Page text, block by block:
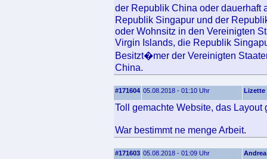
der Republik China oder
Republik Singapur und der
oder Wohnsitz in den Vereinigten
Virgin Islands, die Republik
Besitzt�mer der Vereinigten
China.
#171604 05.08.2018 - 01:10 Uhr Lizette
Toll gemachte Website, das Layout
War bestimmt ne menge Arbeit.
#171603 05.08.2018 - 01:09 Uhr Andrea